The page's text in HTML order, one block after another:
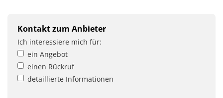
Kontakt zum Anbieter
Ich interessiere mich für:
ein Angebot
einen Rückruf
detaillierte Informationen